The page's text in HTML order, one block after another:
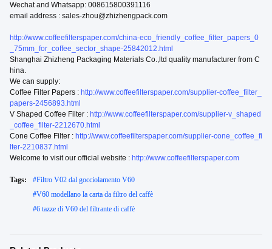
Wechat and Whatsapp: 008615800391116
email address : sales-zhou@zhizhengpack.com
http://www.coffeefilterspaper.com/china-eco_friendly_coffee_filter_papers_0
_75mm_for_coffee_sector_shape-25842012.html
Shanghai Zhizheng Packaging Materials Co.,ltd quality manufacturer from C
hina.
We can supply:
Coffee Filter Papers : http://www.coffeefilterspaper.com/supplier-coffee_filter_
papers-2456893.html
V Shaped Coffee Filter : http://www.coffeefilterspaper.com/supplier-v_shaped
_coffee_filter-2212670.html
Cone Coffee Filter : http://www.coffeefilterspaper.com/supplier-cone_coffee_fi
lter-2210837.html
Welcome to visit our official website : http://www.coffeefilterspaper.com
Tags: #Filtro V02 dal gocciolamento V60
#V60 modellano la carta da filtro del caffè
#6 tazze di V60 del filtrante di caffè